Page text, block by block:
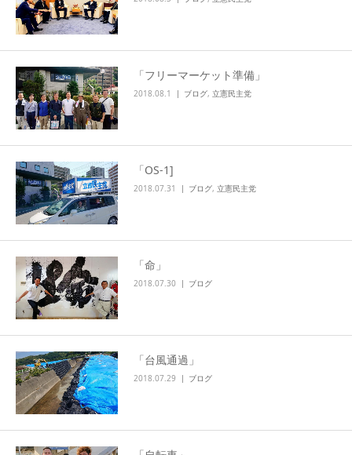
「フリーマーケット準備」
2018.08.1 ブログ, 立憲民主党
「OS-1]
2018.07.31 ブログ, 立憲民主党
「命」
2018.07.30 ブログ
「台風通過」
2018.07.29 ブログ